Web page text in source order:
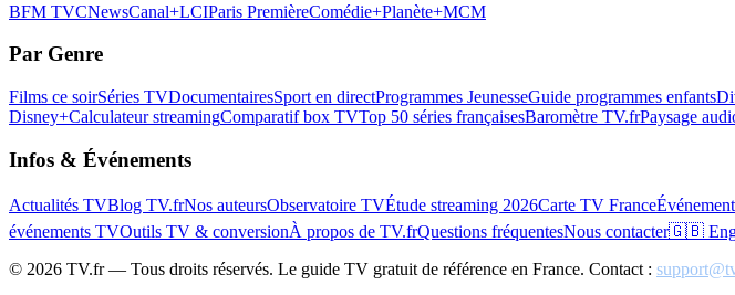
BFM TVCNewsCanal+LCIParis PremièreComédie+Planète+MCM
Par Genre
Films ce soirSéries TVDocumentairesSport en directProgrammes JeunesseGuide programmes enfants
Disney+Calculateur streamingComparatif box TVTop 50 séries françaisesBaromètre TV.frPaysage
Infos & Événements
Actualités TVBlog TV.frNos auteursObservatoire TVÉtude streaming 2026Carte TV France
événements TVOutils TV & conversionÀ propos de TV.frQuestions fréquentesNous contacter🇬🇧
© 2026 TV.fr — Tous droits réservés. Le guide TV gratuit de référence en France. Contact :